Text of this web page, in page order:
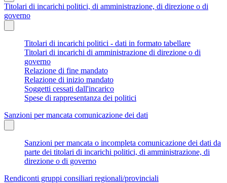
Titolari di incarichi politici, di amministrazione, di direzione o di
governo
Titolari di incarichi politici - dati in formato tabellare
Titolari di incarichi di amministrazione di direzione o di
governo
Relazione di fine mandato
Relazione di inizio mandato
Soggetti cessati dall'incarico
Spese di rappresentanza dei politici
Sanzioni per mancata comunicazione dei dati
Sanzioni per mancata o incompleta comunicazione dei dati da
parte dei titolari di incarichi politici, di amministrazione, di
direzione o di governo
Rendiconti gruppi consiliari regionali/provinciali